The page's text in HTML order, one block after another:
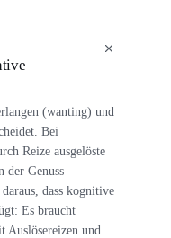
(wanting) und
Bei
Reize ausgelöste
der Genuss
dass kognitive
Es braucht
Auslösereizen und